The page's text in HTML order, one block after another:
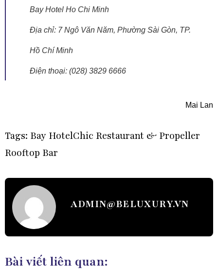
Bay Hotel Ho Chi Minh
Địa chỉ: 7 Ngô Văn Năm, Phường Sài Gòn, TP.
Hồ Chí Minh
Điện thoại: (028) 3829 6666
Mai Lan
Tags: Bay HotelChic Restaurant & Propeller
Rooftop Bar
ADMIN@BELUXURY.VN
Bài viết liên quan: